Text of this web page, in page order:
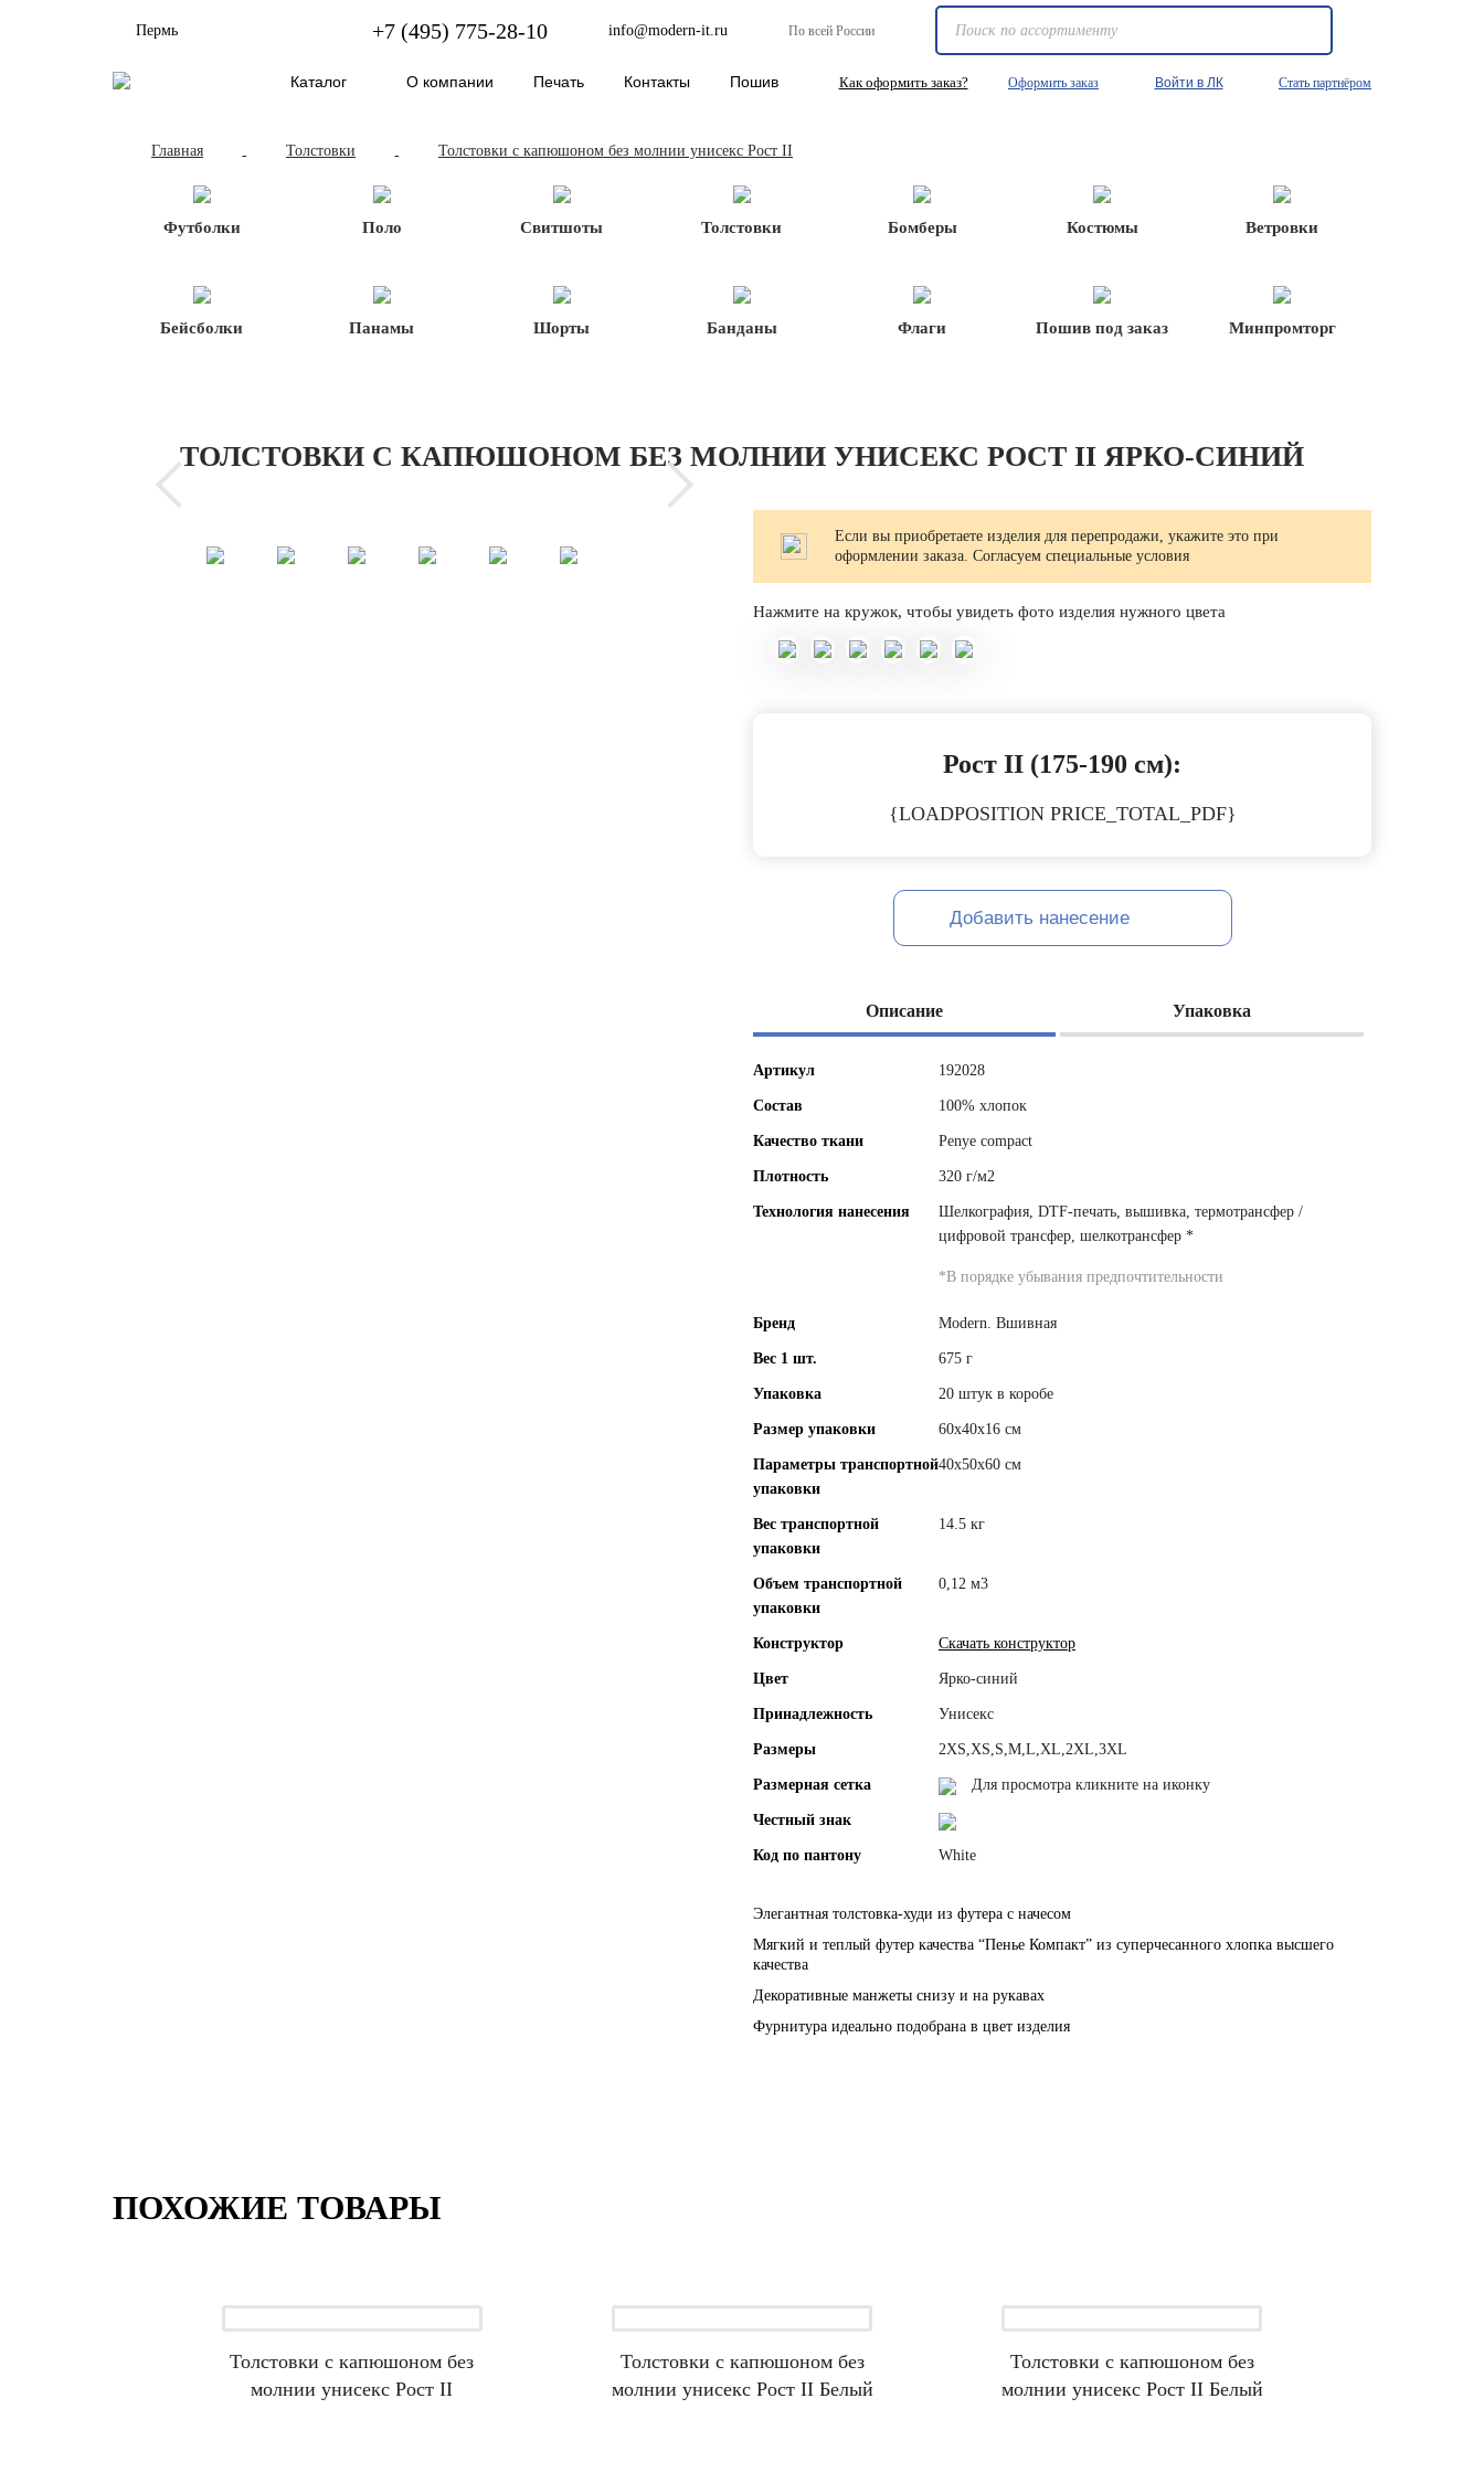
Пермь +7 (495) 775-28-10 info@modern-it.ru По всей России
Каталог О компании Печать Контакты Пошив Как оформить заказ? Оформить заказ Войти в ЛК Стать партнёром
Главная - Толстовки - Толстовки с капюшоном без молнии унисекс Рост II
Футболки Поло Свитшоты Толстовки Бомберы Костюмы Ветровки
Бейсболки Панамы Шорты Банданы Флаги Пошив под заказ Минпромторг
ТОЛСТОВКИ С КАПЮШОНОМ БЕЗ МОЛНИИ УНИСЕКС РОСТ II ЯРКО-СИНИЙ
Если вы приобретаете изделия для перепродажи, укажите это при
оформлении заказа. Согласуем специальные условия
Нажмите на кружок, чтобы увидеть фото изделия нужного цвета
Рост II (175-190 см):
{LOADPOSITION PRICE_TOTAL_PDF}
Добавить нанесение
Описание Упаковка
Артикул 192028
Состав 100% хлопок
Качество ткани Penye compact
Плотность 320 г/м2
Технология нанесения
Шелкография, DTF-печать, вышивка, термотрансфер /
цифровой трансфер, шелкотрансфер *
*В порядке убывания предпочтительности
Бренд Modern. Вшивная
Вес 1 шт. 675 г
Упаковка 20 штук в коробе
Размер упаковки 60х40х16 см
Параметры транспортной
упаковки
40x50x60 см
Вес транспортной
упаковки
14.5 кг
Объем транспортной
упаковки
0,12 м3
Конструктор Скачать конструктор
Цвет Ярко-синий
Принадлежность Унисекс
Размеры 2XS,XS,S,M,L,XL,2XL,3XL
Размерная сетка Для просмотра кликните на иконку
Честный знак
Код по пантону White
Элегантная толстовка-худи из футера с начесом
Мягкий и теплый футер качества “Пенье Компакт” из суперчесанного хлопка высшего
качества
Декоративные манжеты снизу и на рукавах
Фурнитура идеально подобрана в цвет изделия
ПОХОЖИЕ ТОВАРЫ
Толстовки с капюшоном без
молнии унисекс Рост II
Толстовки с капюшоном без
молнии унисекс Рост II Белый
Толстовки с капюшоном без
молнии унисекс Рост II Белый